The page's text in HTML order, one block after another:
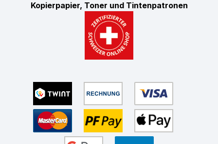
Kopierpapier, Toner und Tintenpatronen